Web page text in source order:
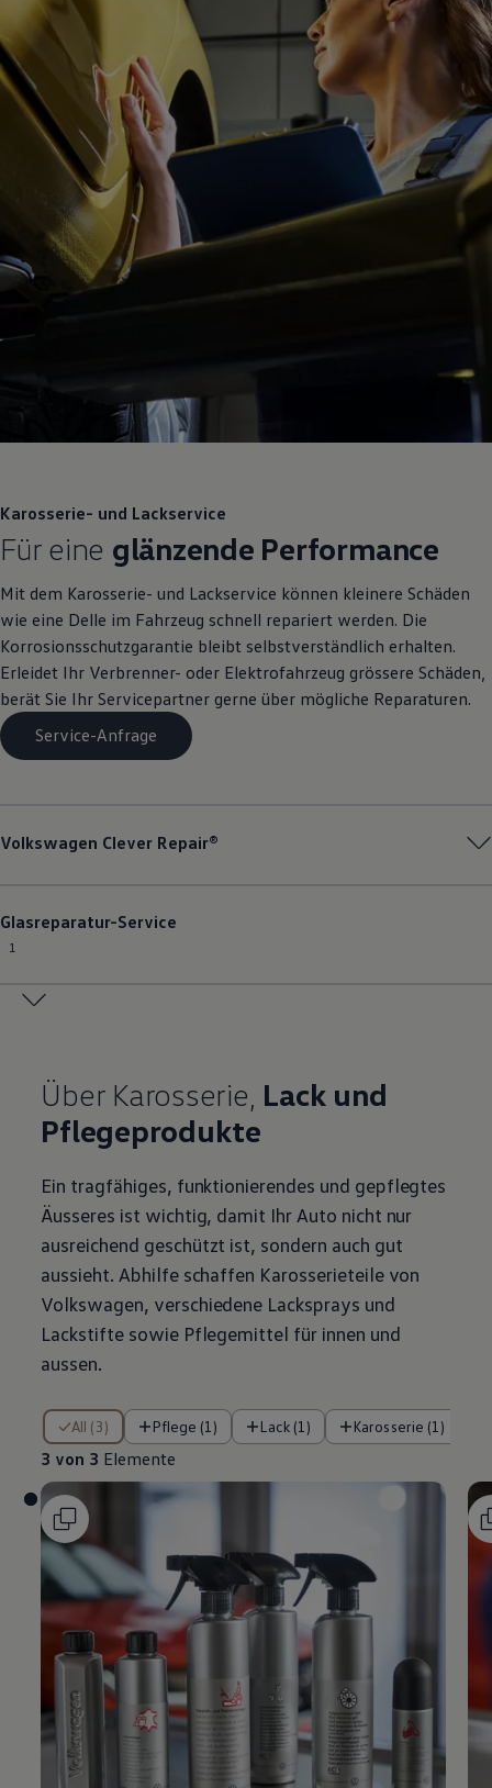
Karosserie- und Lackservice
Für eine glänzende Performance
Mit dem Karosserie- und Lackservice können kleinere Schäden
wie eine Delle im Fahrzeug schnell repariert werden. Die
Korrosionsschutzgarantie bleibt selbstverständlich erhalten.
Erleidet Ihr Verbrenner- oder Elektrofahrzeug grössere Schäden,
berät Sie Ihr Servicepartner gerne über mögliche Reparaturen.
Service-Anfrage
Volkswagen Clever Repair®
Glasreparatur-Service
1
Über Karosserie, Lack und
Pflegeprodukte
Ein tragfähiges, funktionierendes und gepflegtes
Äusseres ist wichtig, damit Ihr Auto nicht nur
ausreichend geschützt ist, sondern auch gut
aussieht. Abhilfe schaffen Karosserieteile von
Volkswagen, verschiedene Lacksprays und
Lackstifte sowie Pflegemittel für innen und
aussen.
All (3) Pflege (1) Lack (1) Karosserie (1)
3 von 3 Elemente
3 von 3 Elemente